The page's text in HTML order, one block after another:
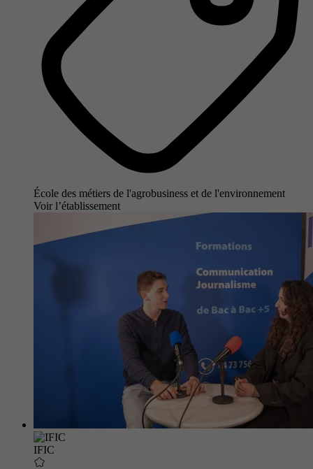
École des métiers de l'agrobusiness et de l'environnement
Voir l’établissement
IFIC